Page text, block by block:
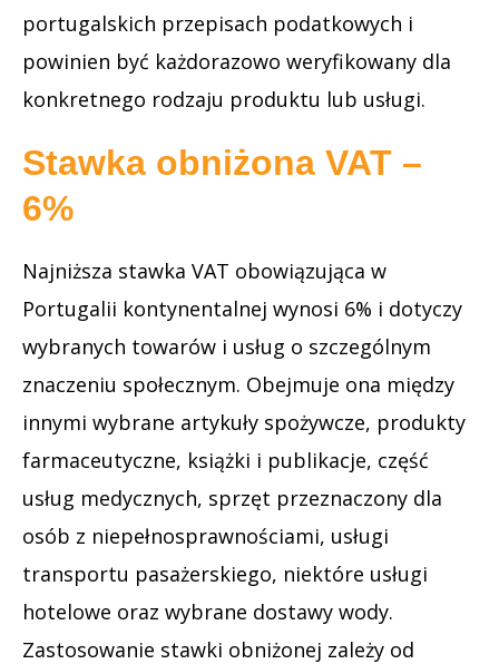
portugalskich przepisach podatkowych i
powinien być każdorazowo weryfikowany dla
konkretnego rodzaju produktu lub usługi.
Stawka obniżona VAT –
6%
Najniższa stawka VAT obowiązująca w
Portugalii kontynentalnej wynosi 6% i dotyczy
wybranych towarów i usług o szczególnym
znaczeniu społecznym. Obejmuje ona między
innymi wybrane artykuły spożywcze, produkty
farmaceutyczne, książki i publikacje, część
usług medycznych, sprzęt przeznaczony dla
osób z niepełnosprawnościami, usługi
transportu pasażerskiego, niektóre usługi
hotelowe oraz wybrane dostawy wody.
Zastosowanie stawki obniżonej zależy od